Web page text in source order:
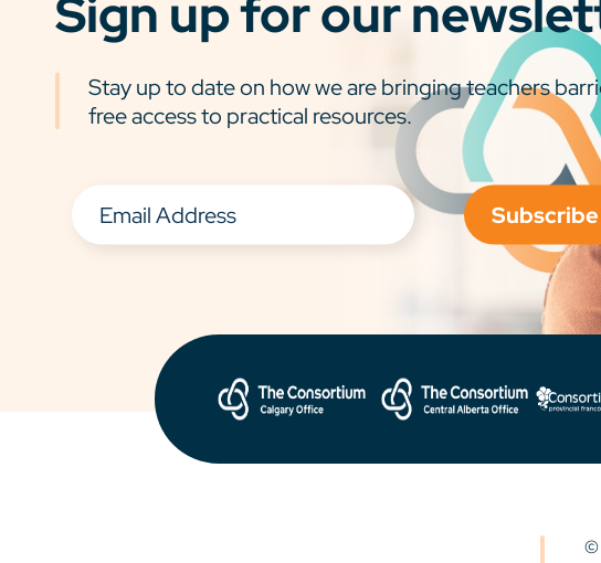
Sign up for our
Stay up to date on how we are bringing teachers
free access to practical resources.
Subscribe
©